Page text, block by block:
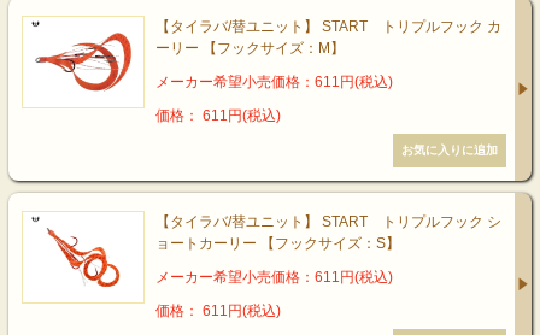
【タイラバ/替ユニット】 START トリプルフック カ
ーリー 【フックサイズ：M】
メーカー希望小売価格：611円(税込)
価格： 611円(税込)
【タイラバ/替ユニット】 START トリプルフック シ
ョートカーリー 【フックサイズ：S】
メーカー希望小売価格：611円(税込)
価格： 611円(税込)